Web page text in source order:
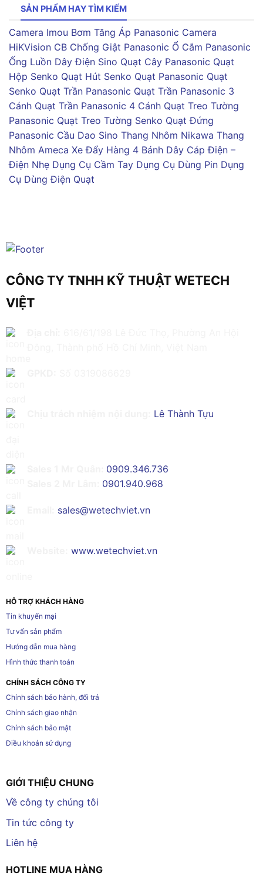
SẢN PHẨM HAY TÌM KIẾM
Camera Imou Bơm Tăng Áp Panasonic Camera
HiKVision CB Chống Giật Panasonic Ổ Cắm Panasonic
Ống Luồn Dây Điện Sino Quạt Cây Panasonic Quạt
Hộp Senko Quạt Hút Senko Quạt Panasonic Quạt
Senko Quạt Trần Panasonic Quạt Trần Panasonic 3
Cánh Quạt Trần Panasonic 4 Cánh Quạt Treo Tường
Panasonic Quạt Treo Tường Senko Quạt Đứng
Panasonic Cầu Dao Sino Thang Nhôm Nikawa Thang
Nhôm Ameca Xe Đẩy Hàng 4 Bánh Dây Cáp Điện –
Điện Nhẹ Dụng Cụ Cầm Tay Dụng Cụ Dùng Pin Dụng
Cụ Dùng Điện Quạt
CÔNG TY TNHH KỸ THUẬT WETECH
VIỆT
Lê Thành Tựu
0909.346.736
0901.940.968
sales@wetechviet.vn
www.wetechviet.vn
HỖ TRỢ KHÁCH HÀNG
Tin khuyến mại
Tư vấn sản phẩm
Hướng dẫn mua hàng
Hình thức thanh toán
CHÍNH SÁCH CÔNG TY
Chính sách bảo hành, đổi trả
Chính sách giao nhận
Chính sách bảo mật
Điều khoản sử dụng
GIỚI THIỆU CHUNG
Về công ty chúng tôi
Tin tức công ty
Liên hệ
HOTLINE MUA HÀNG